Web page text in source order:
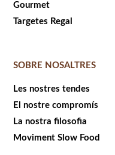
Gourmet
Targetes Regal
SOBRE NOSALTRES
Les nostres tendes
El nostre compromís
La nostra filosofia
Moviment Slow Food